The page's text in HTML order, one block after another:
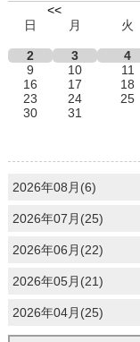
<<
日
月 火
2
3 4
9
10 11
16
17 18
23
24 25
30
31
2026年08月(6)
2026年07月(25)
2026年06月(22)
2026年05月(21)
2026年04月(25)